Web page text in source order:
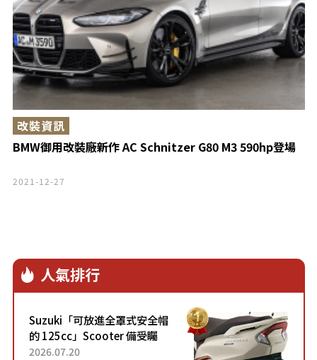
BMW御用改裝廠新作 AC Schnitzer G80 M3 590hp登場
改裝資訊
2021-12-27
人氣排行
Suzuki「可放進全罩式安全帽
的 125cc」Scooter 備受矚
目！採用全新流線設計與各項
2026.07.20